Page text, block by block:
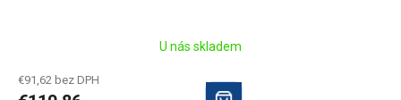
U nás skladem
€91,62 bez DPH